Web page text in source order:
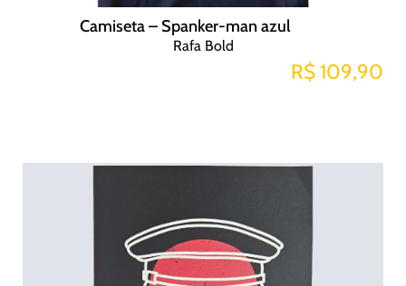
Camiseta – Spanker-man azul
Rafa Bold
R$ 109,90